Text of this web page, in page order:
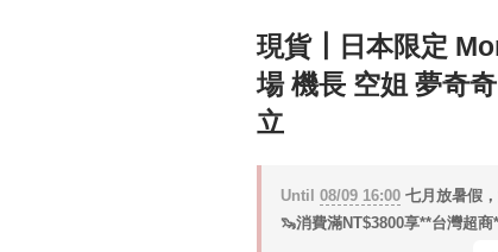
現貨┃日本限定
場 機長 空姐 夢奇
立
Until 08/09 16:00七月放暑假
🦦消費滿NT$3800享**台灣超